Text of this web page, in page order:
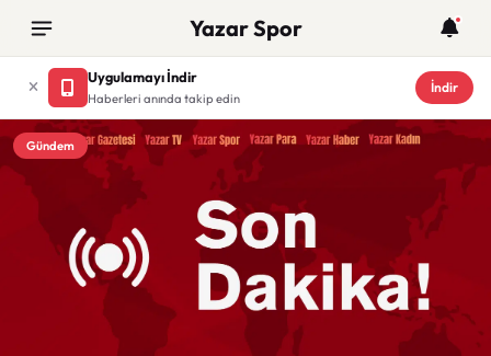
Yazar Spor
Uygulamayı İndir
Haberleri anında takip edin
İndir
Gündem